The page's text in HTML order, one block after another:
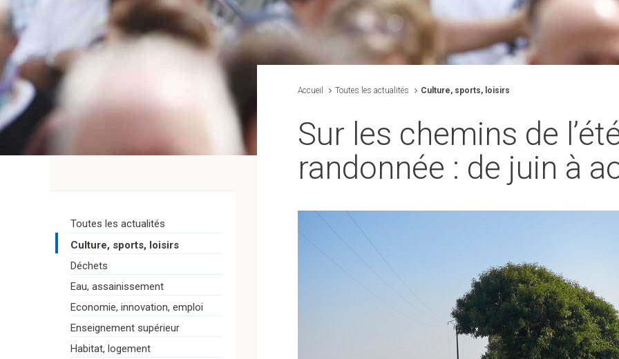
Accueil Toutes les actualités Culture, sports, loisirs
Sur les chemins de
randonnée : de juin à
Toutes les actualités
Culture, sports, loisirs
Déchets
Eau, assainissement
Economie, innovation, emploi
Enseignement supérieur
Habitat, logement